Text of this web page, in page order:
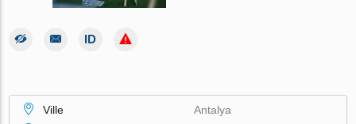
Ville
Antalya